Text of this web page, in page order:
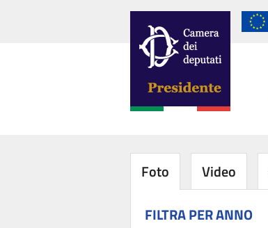
Foto Video
FILTRA PER ANNO